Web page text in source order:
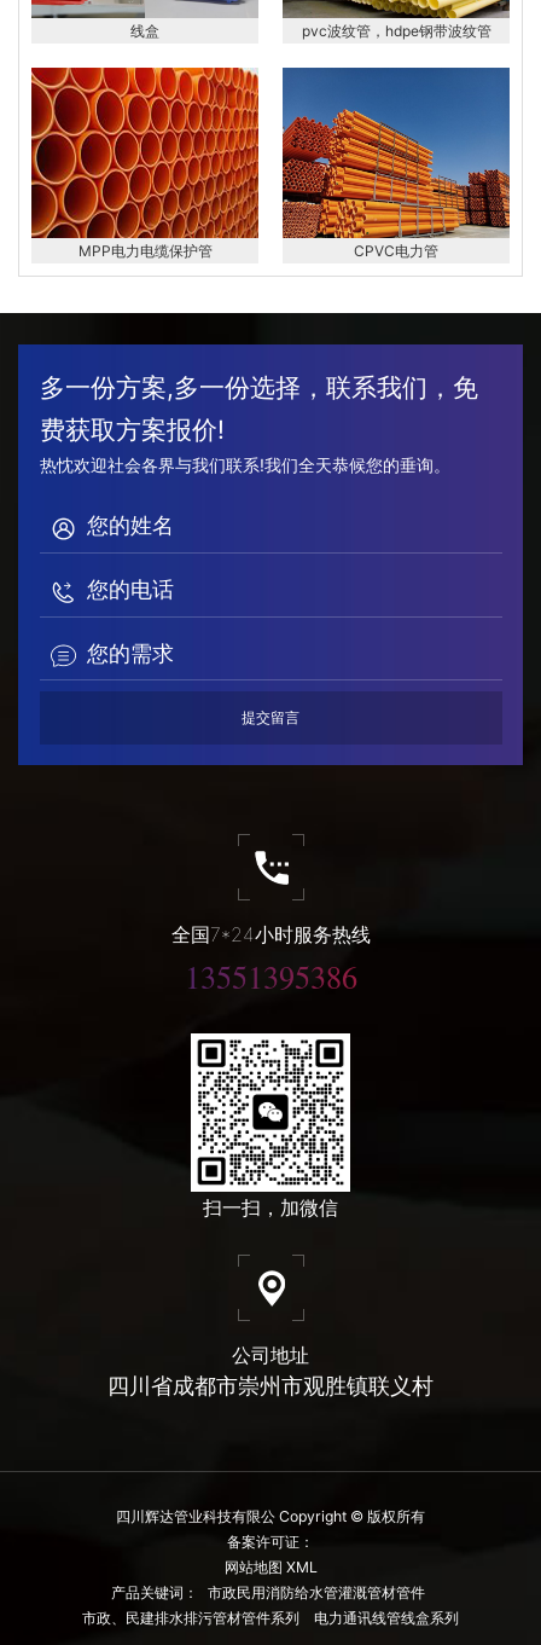
线盒 pvc波纹管，hdpe钢带波纹管
MPP电力电缆保护管 CPVC电力管
多一份方案,多一份选择，联系我们，免
费获取方案报价!
热忱欢迎社会各界与我们联系!我们全天恭候您的垂询。
全国7*24小时服务热线
13551395386
扫一扫，加微信
公司地址
四川省成都市崇州市观胜镇联义村
四川辉达管业科技有限公 Copyright © 版权所有
备案许可证：
网站地图 XML
产品关键词：
市政民用消防给水管灌溉管材管件
市政、民建排水排污管材管件系列
电力通讯线管线盒系列